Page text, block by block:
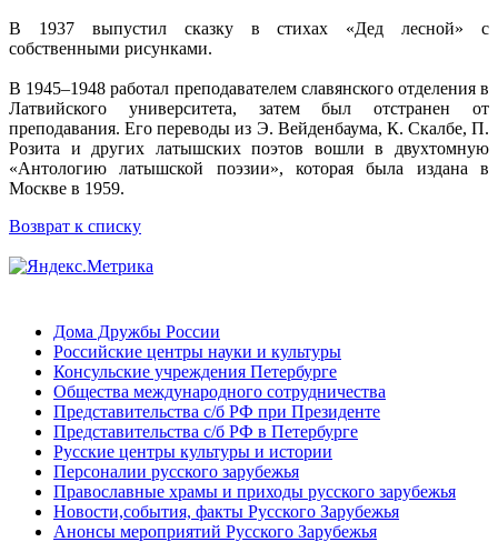
В 1937 выпустил сказку в стихах «Дед лесной» с
собственными рисунками.
В 1945–1948 работал преподавателем славянского отделения в
Латвийского университета, затем был отстранен от
преподавания. Его переводы из Э. Вейденбаума, К. Скалбе, П.
Розита и других латышских поэтов вошли в двухтомную
«Антологию латышской поэзии», которая была издана в
Москве в 1959.
Возврат к списку
Дома Дружбы России
Российские центры науки и культуры
Консульские учреждения Петербурге
Общества международного сотрудничества
Представительства с/б РФ при Президенте
Представительства с/б РФ в Петербурге
Русские центры культуры и истории
Персоналии русского зарубежья
Православные храмы и приходы русского зарубежья
Новости,события, факты Русского Зарубежья
Анонсы мероприятий Русского Зарубежья